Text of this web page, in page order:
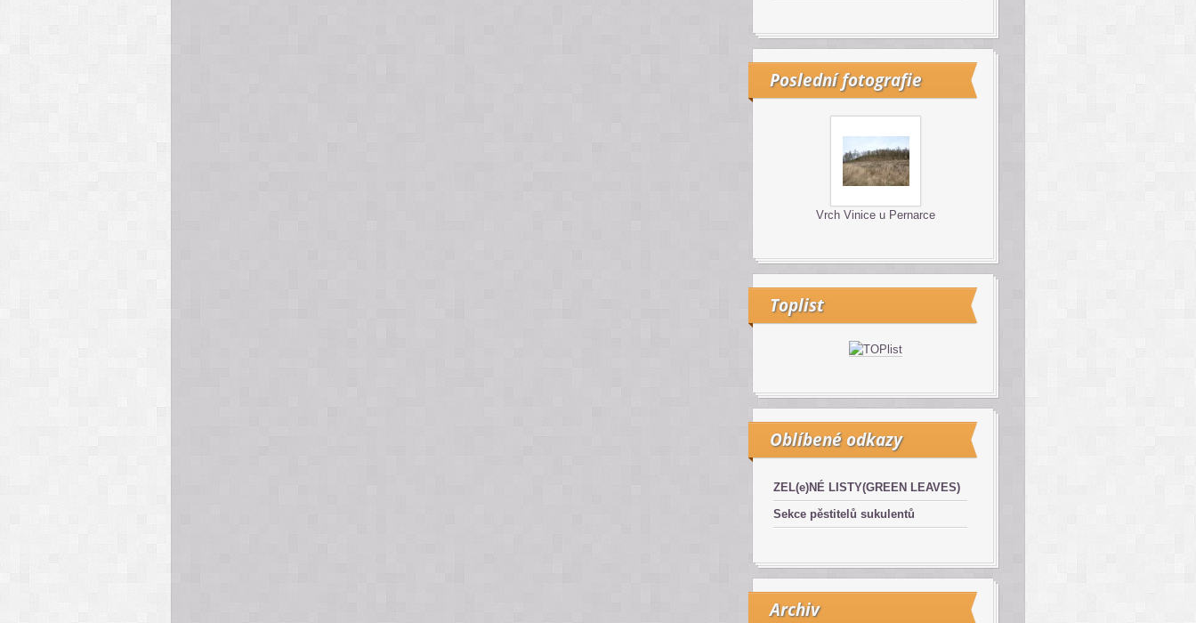
Poslední fotografie
Vrch Vinice u Pernarce
Toplist
Oblíbené odkazy
ZEL(e)NÉ LISTY(GREEN LEAVES)
Sekce pěstitelů sukulentů
Archiv